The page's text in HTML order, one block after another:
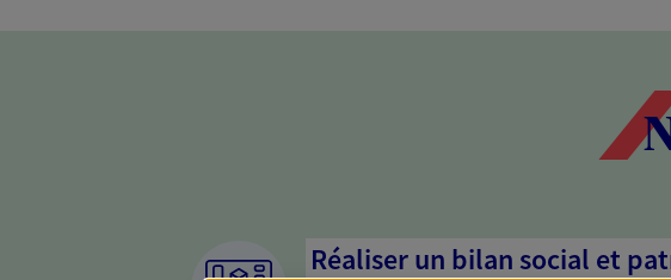
Réaliser un bilan social et